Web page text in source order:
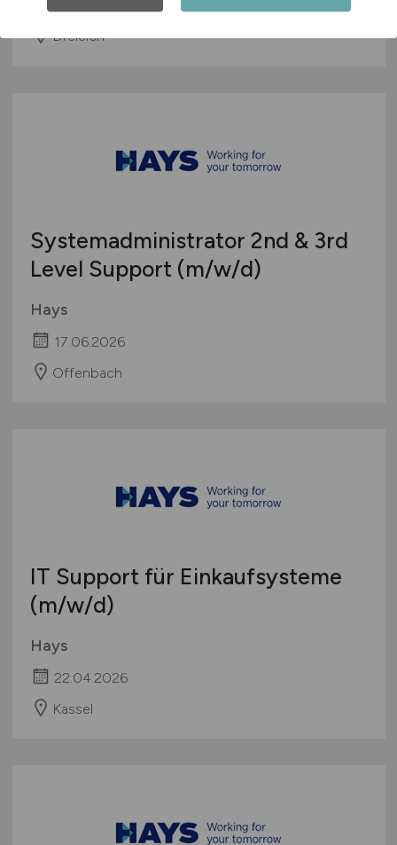
Dreieich
Systemadministrator 2nd & 3rd
Level Support (m/w/d)
Hays
17.06.2026
Offenbach
IT Support für Einkaufsysteme
(m/w/d)
Hays
22.04.2026
Kassel